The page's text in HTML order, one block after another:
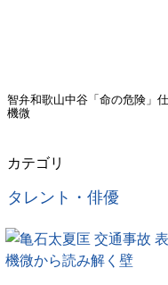
智弁和歌山中谷「命の危険」
機微
カテゴリ
タレント・俳優